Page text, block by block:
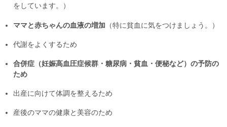
をしています。）
ママと赤ちゃんの血液の増加 （特に貧血に気をつけましょう。）
代謝をよくするため
合併症（妊娠高血圧症候群・糖尿病・貧血・便秘など）の予防の
ため
出産に向けて体調を整えるため
産後のママの健康と美容のため